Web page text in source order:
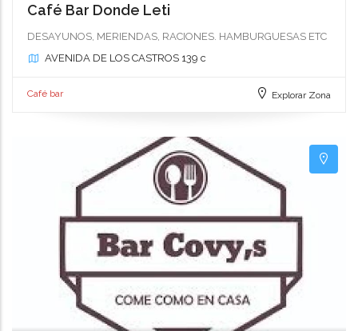
Café Bar Donde Leti
DESAYUNOS, MERIENDAS, RACIONES. HAMBURGUESAS ETC
AVENIDA DE LOS CASTROS 139 c
Café bar Explorar Zona